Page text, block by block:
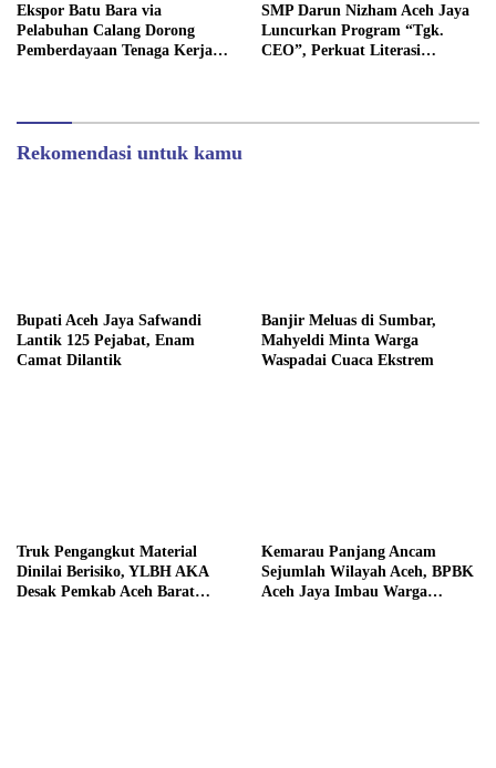
‎Ekspor Batu Bara via
Pelabuhan Calang Dorong
Pemberdayaan Tenaga Kerja
SMP Darun Nizham Aceh Jaya
Luncurkan Program “Tgk.
CEO”, Perkuat Literasi
Rekomendasi untuk kamu
Bupati Aceh Jaya Safwandi
Lantik 125 Pejabat, Enam
Camat Dilantik
Banjir Meluas di Sumbar,
Mahyeldi Minta Warga
Waspadai Cuaca Ekstrem
Truk Pengangkut Material
Dinilai Berisiko, YLBH AKA
Desak Pemkab Aceh Barat
Kemarau Panjang Ancam
Sejumlah Wilayah Aceh, BPBK
Aceh Jaya Imbau Warga